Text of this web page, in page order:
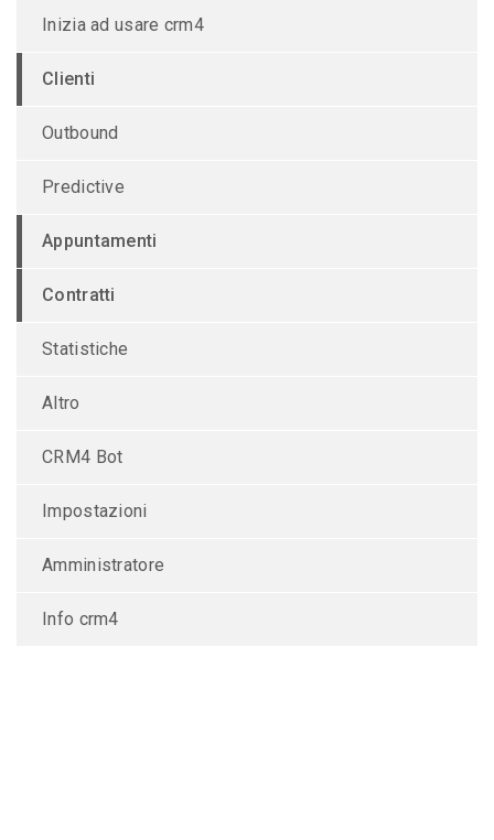
Inizia ad usare crm4
Clienti
Outbound
Predictive
Appuntamenti
Contratti
Statistiche
Altro
CRM4 Bot
Impostazioni
Amministratore
Info crm4